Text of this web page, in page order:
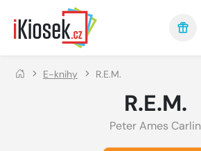
Přejít na hlavní obsah
E-knihy R.E.M.
R.E.M.
Peter Ames Carlin